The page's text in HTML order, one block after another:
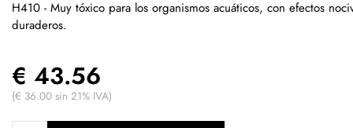
H410 - Muy tóxico para los organismos acuáticos, con efectos
duraderos.
€ 43.56
(€ 36.00 sin 21% IVA)